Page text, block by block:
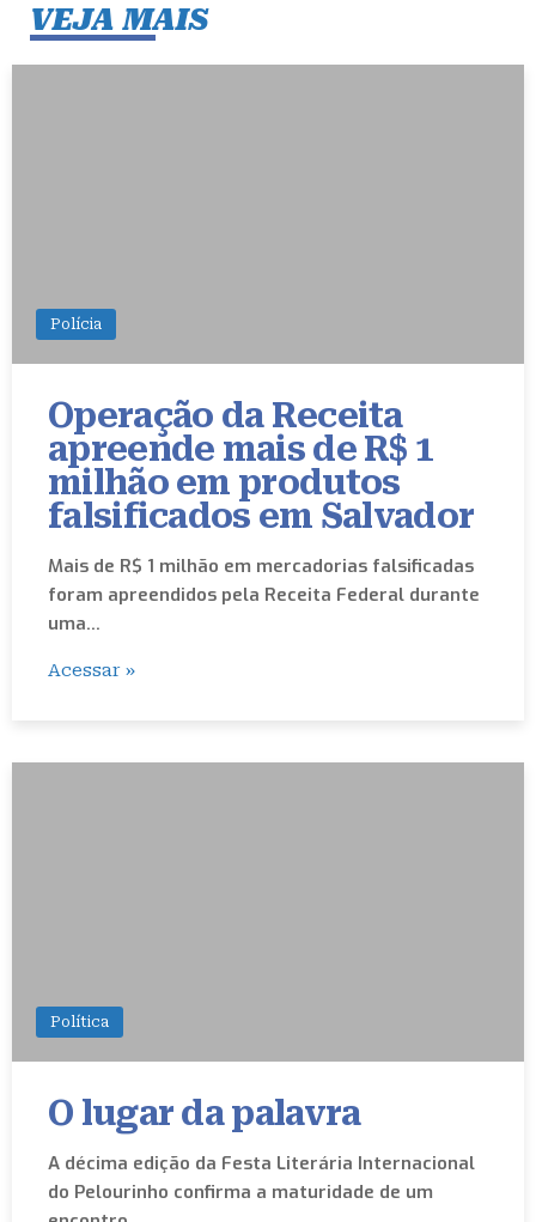
VEJA MAIS
Polícia
Operação da Receita
apreende mais de R$ 1
milhão em produtos
falsificados em Salvador
Mais de R$ 1 milhão em mercadorias falsificadas
foram apreendidos pela Receita Federal durante
uma…
Acessar »
Política
O lugar da palavra
A décima edição da Festa Literária Internacional
do Pelourinho confirma a maturidade de um